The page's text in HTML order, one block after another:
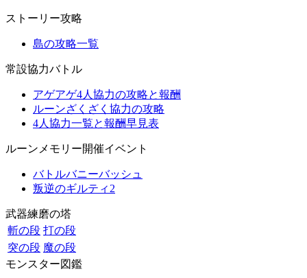
ストーリー攻略
島の攻略一覧
常設協力バトル
アゲアゲ4人協力の攻略と報酬
ルーンざくざく協力の攻略
4人協力一覧と報酬早見表
ルーンメモリー開催イベント
バトルバニーバッシュ
叛逆のギルティ2
武器練磨の塔
斬の段 打の段
突の段 魔の段
モンスター図鑑